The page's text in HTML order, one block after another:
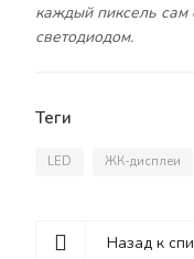
каждый пиксель сам
светодиодом.
Теги
LED ЖК-дисплеи
Назад к